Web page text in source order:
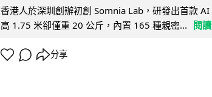
香港人於深圳創辦初創 Somnia Lab，研發出首款
高 1.75 米卻僅重 20 公斤，內置 165 種親密...
閱
分享